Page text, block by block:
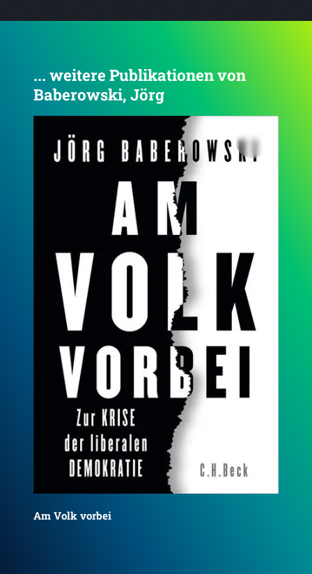
... weitere Publikationen von
Baberowski, Jörg
Crises in Authoritarian Regimes